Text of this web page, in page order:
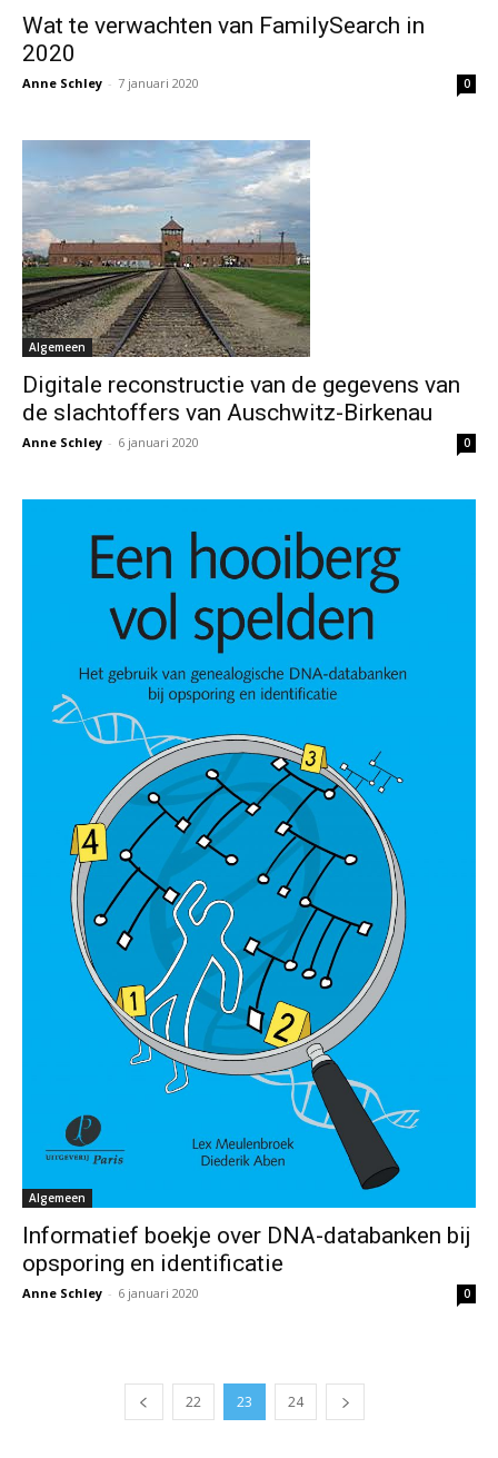
Wat te verwachten van FamilySearch in
2020
Anne Schley - 7 januari 2020 0
Algemeen
Digitale reconstructie van de gegevens van
de slachtoffers van Auschwitz-Birkenau
Anne Schley - 6 januari 2020 0
Algemeen
Informatief boekje over DNA-databanken bij
opsporing en identificatie
Anne Schley - 6 januari 2020 0
22 23 24